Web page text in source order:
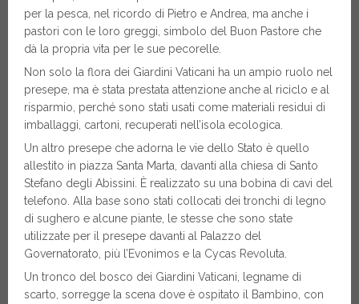
per la pesca, nel ricordo di Pietro e Andrea, ma anche i
pastori con le loro greggi, simbolo del Buon Pastore che
dà la propria vita per le sue pecorelle.
Non solo la flora dei Giardini Vaticani ha un ampio ruolo nel
presepe, ma è stata prestata attenzione anche al riciclo e al
risparmio, perché sono stati usati come materiali residui di
imballaggi, cartoni, recuperati nell’isola ecologica.
Un altro presepe che adorna le vie dello Stato è quello
allestito in piazza Santa Marta, davanti alla chiesa di Santo
Stefano degli Abissini. È realizzato su una bobina di cavi del
telefono. Alla base sono stati collocati dei tronchi di legno
di sughero e alcune piante, le stesse che sono state
utilizzate per il presepe davanti al Palazzo del
Governatorato, più l’Evonimos e la Cycas Revoluta.
Un tronco del bosco dei Giardini Vaticani, legname di
scarto, sorregge la scena dove è ospitato il Bambino, con